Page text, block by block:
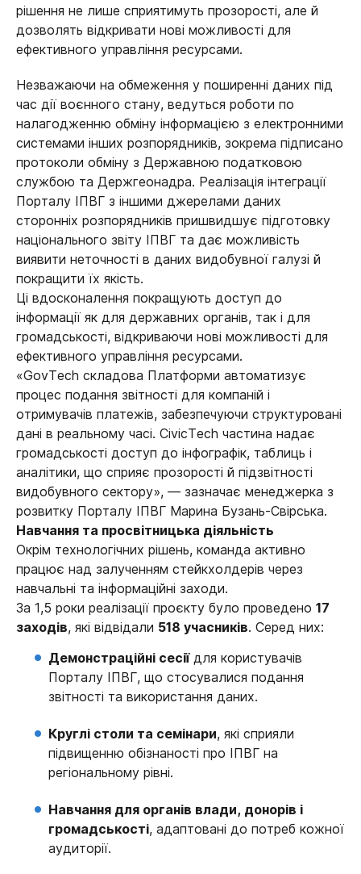
рішення не лише сприятимуть прозорості, але й
дозволять відкривати нові можливості для
ефективного управління ресурсами.
Незважаючи на обмеження у поширенні даних під
час дії воєнного стану, ведуться роботи по
налагодженню обміну інформацією з електронними
системами інших розпорядників, зокрема підписано
протоколи обміну з Державною податковою
службою та Держгеонадра. Реалізація інтеграції
Порталу ІПВГ з іншими джерелами даних
сторонніх розпорядників пришвидшує підготовку
національного звіту ІПВГ та дає можливість
виявити неточності в даних видобувної галузі й
покращити їх якість.
Ці вдосконалення покращують доступ до
інформації як для державних органів, так і для
громадськості, відкриваючи нові можливості для
ефективного управління ресурсами.
«GovTech складова Платформи автоматизує
процес подання звітності для компаній і
отримувачів платежів, забезпечуючи структуровані
дані в реальному часі. CivicTech частина надає
громадськості доступ до інфографік, таблиць і
аналітики, що сприяє прозорості й підзвітності
видобувного сектору», — зазначає менеджерка з
розвитку Порталу ІПВГ Марина Бузань-Свірська.
Навчання та просвітницька діяльність
Окрім технологічних рішень, команда активно
працює над залученням стейкхолдерів через
навчальні та інформаційні заходи.
За 1,5 роки реалізації проєкту було проведено 17
заходів, які відвідали 518 учасників. Серед них:
Демонстраційні сесіїдля користувачів
Порталу ІПВГ, що стосувалися подання
звітності та використання даних.
Круглі столи та семінари, які сприяли
підвищенню обізнаності про ІПВГ на
регіональному рівні.
Навчання для органів влади, донорів і
громадськості, адаптовані до потреб кожної
аудиторії.